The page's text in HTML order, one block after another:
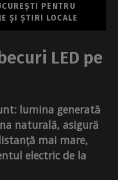
PENTRU
ȘI ȘTIRI LOCALE
LED pe
lumina generată
naturală, asigură
mai mare,
electric de la